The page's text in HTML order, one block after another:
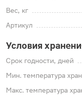
Вес, кг
Артикул
Условия
Срок годности, дней
Мин. температура
Макс. температура